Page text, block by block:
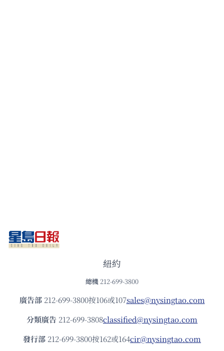
紐約
總機 212-699-3800
廣告部212-699-3800按106或107sales@nysingtao.com
分類廣告 212-699-3808classified@nysingtao.com
發⾏部 212-699-3800按162或164cir@nysingtao.com